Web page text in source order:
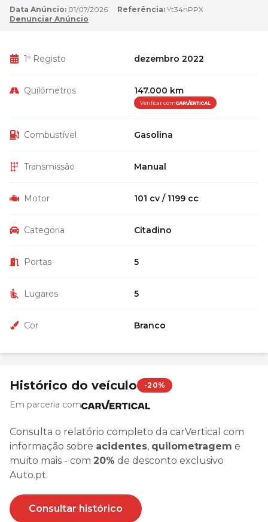
Data Anúncio: 01/07/2026 Referência: Yt34nPPX
Denunciar Anúncio
1º Registo dezembro 2022
Quilómetros 147.000 km
Verificar com
Combustível Gasolina
Transmissão Manual
Motor 101 cv / 1199 cc
Categoria Citadino
Portas 5
Lugares 5
Cor Branco
Histórico do veículo -20%
Em parceria com
Consulta o relatório completo da carVertical com
informação sobre acidentes, quilometragem e
muito mais - com 20% de desconto exclusivo
Auto.pt.
Consultar histórico